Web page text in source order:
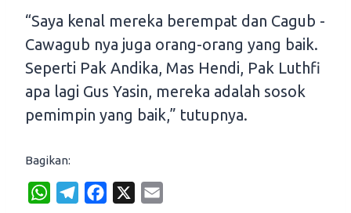
“Saya kenal mereka berempat dan Cagub -
Cawagub nya juga orang-orang yang baik.
Seperti Pak Andika, Mas Hendi, Pak Luthfi
apa lagi Gus Yasin, mereka adalah sosok
pemimpin yang baik,” tutupnya.
Bagikan:
W